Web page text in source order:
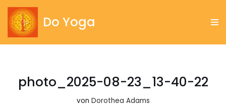
Zum
Inhalt
Do Yoga
photo_2025-08-23_13-40-22
von Dorothea Adams